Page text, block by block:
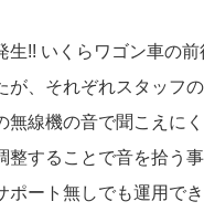
生!! いくらワゴン車の
が、それぞれスタッフ
無線機の音で聞こえに
整することで音を拾う
ポート無しでも運用で